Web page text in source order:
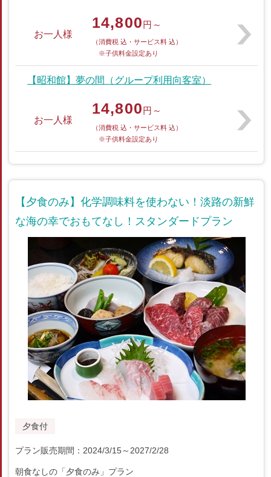
お一人様
14,800円～
（消費税 込・サービス料 込）
※子供料金設定あり
【昭和館】夢の間（グループ利用向客室）
お一人様
14,800円～
（消費税 込・サービス料 込）
※子供料金設定あり
【夕食のみ】化学調味料を使わない！淡路の新鮮
な海の幸でおもてなし！スタンダードプラン
夕食付
プラン販売期間：2024/3/15～2027/2/28
朝食なしの「夕食のみ」プラン